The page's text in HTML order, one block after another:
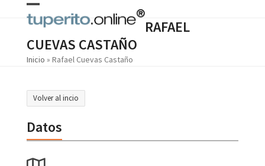
Open
mobile
menu
Close
mobile
menu
RAFAEL
CUEVAS CASTAÑO
Inicio » Rafael Cuevas Castaño
Volver al incio
Datos